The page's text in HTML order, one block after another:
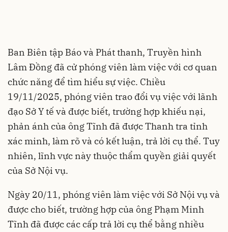
Ban Biên tập Báo và Phát thanh, Truyền hình
Lâm Đồng đã cử phóng viên làm việc với cơ quan
chức năng để tìm hiểu sự việc. Chiều
19/11/2025, phóng viên trao đổi vụ việc với lãnh
đạo Sở Y tế và được biết, trường hợp khiếu nại,
phản ánh của ông Tĩnh đã được Thanh tra tỉnh
xác minh, làm rõ và có kết luận, trả lời cụ thể. Tuy
nhiên, lĩnh vực này thuộc thẩm quyền giải quyết
của Sở Nội vụ.
Ngày 20/11, phóng viên làm việc với Sở Nội vụ và
được cho biết, trường hợp của ông Phạm Minh
Tĩnh đã được các cấp trả lời cụ thể bằng nhiều